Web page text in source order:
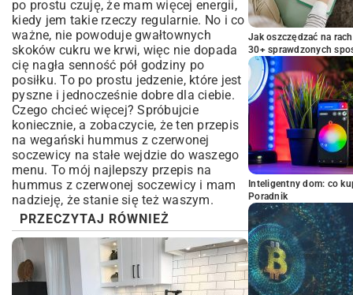
po prostu czuję, że mam więcej energii,
kiedy jem takie rzeczy regularnie. No i co
ważne, nie powoduje gwałtownych
skoków cukru we krwi, więc nie dopada
cię nagła senność pół godziny po
posiłku. To po prostu jedzenie, które jest
pyszne i jednocześnie dobre dla ciebie.
Czego chcieć więcej? Spróbujcie
koniecznie, a zobaczycie, że ten przepis
na wegański hummus z czerwonej
soczewicy na stałe wejdzie do waszego
menu. To mój najlepszy przepis na
hummus z czerwonej soczewicy i mam
nadzieję, że stanie się też waszym.
PRZECZYTAJ RÓWNIEŻ
Jak oszczędzać na
30+ sprawdzonych
Inteligentny dom: co
Poradnik